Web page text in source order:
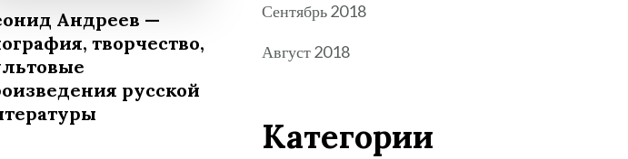
Андреев —
творчество,
русской
Сентябрь 2018
Август 2018
Категории